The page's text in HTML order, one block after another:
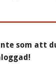
som att